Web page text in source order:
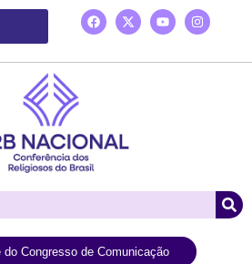
Congresso de Comunicação